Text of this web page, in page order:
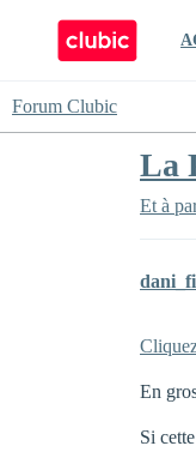
Forum Clubic
La
Et à
En
Si